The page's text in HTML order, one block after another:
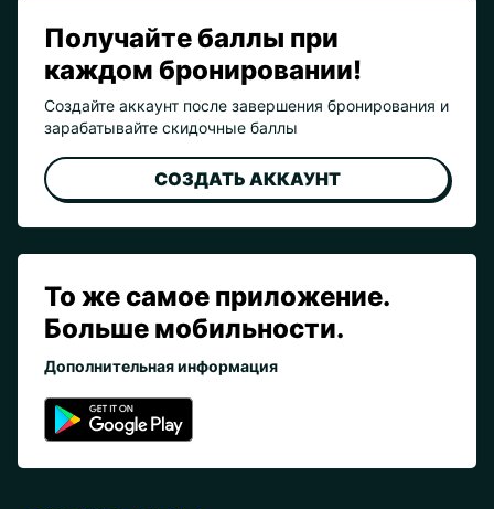
Получайте баллы при
каждом бронировании!
Создайте аккаунт после завершения бронирования и
зарабатывайте скидочные баллы
СОЗДАТЬ АККАУНТ
То же самое приложение.
Больше мобильности.
Дополнительная информация